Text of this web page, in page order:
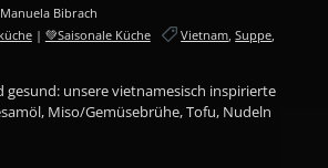
Manuela Bibrach
| 💚Saisonale Küche Vietnam,Suppe,
gesund: unsere vietnamesisch inspirierte
Miso/Gemüsebrühe, Tofu, Nudeln